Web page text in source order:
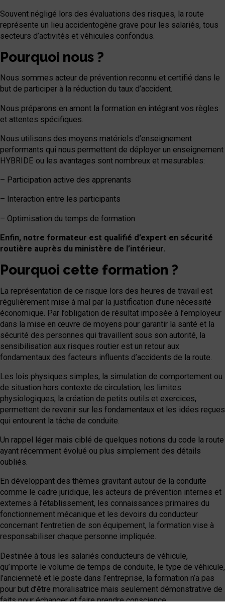
Souvent négligé lors des évaluations des risques, la route
représente un lieu accidentogène grave pour les salariés, tous
secteurs d’activités et véhicules confondus.
Pourquoi nous ?
Nous sommes acteur de prévention reconnu et certifié dans le
but de participer à la réduction du taux d’accident.
Nous préparons en amont la formation en intégrant vos règles
et attentes spécifiques.
Nous utilisons des moyens matériels d’enseignement
performants qui nous permettent de déployer un enseignement
HYBRIDE ou les avantages sont nombreux et mesurables:
– Participation active des apprenants
– Interaction entre les participants
– Optimisation du temps de formation
Enfin, notre formateur est qualifié d’expert en sécurité
routière auprès du ministère de l’intérieur.
Pourquoi cette formation ?
La représentation de ce risque lors des heures de travail est
régulièrement mise à mal par la justification d’une nécessité
économique. Par l’obligation de résultat imposée à l’employeur
dans la mise en œuvre de moyens pour garantir la santé et la
sécurité des personnes qui travaillent sous son autorité, la
sensibilisation aux risques routier est un retour aux
fondamentaux des facteurs influents d’accidents de la route.
Les lois physiques simples, la simulation de comportement ou
de situation hors contexte de circulation, les limites
physiologiques, la création de petits outils et exercices,
permettent de revenir sur les fondamentaux et les idées reçues
qui entourent la tâche de conduite.
Un rappel léger mais ciblé de quelques notions du code la route
ayant récemment évolué ou plus simplement des détails
oubliés.
En développant des thèmes gravitant autour de la conduite
comme le cadre juridique, les acteurs de prévention internes et
externes à l’établissement, les connaissances primaires du
fonctionnement mécanique et les devoirs du conducteur
concernant l’entretien de son équipement, la formation vise à
responsabiliser chaque personne impliquée.
Destinée à tous les salariés conducteurs de véhicule,
qu’importe le volume de temps de conduite, le type de véhicule,
l’ancienneté et le poste dans l’entreprise, la formation n’a pas
pour but d’être moralisatrice mais seulement démonstrative de
faits pour échanger et faire prendre conscience.